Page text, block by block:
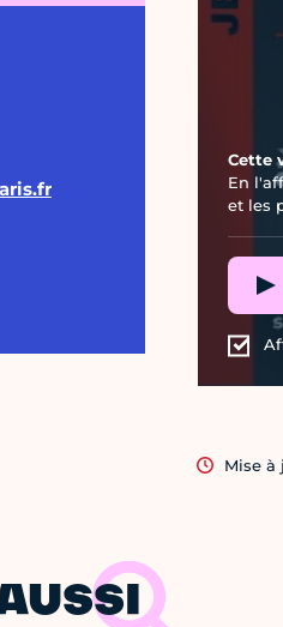
Cette
En
et les
Mise à